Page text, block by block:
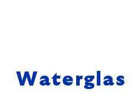
Waterglas